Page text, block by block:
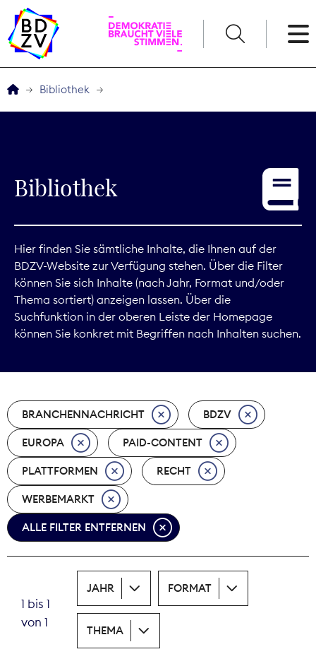
Service
Digitales
Kommunikation
Marktdaten
Nachhaltigkeit
Nachwuchs
Nova Award
Pressefreiheit
Print
Recht
Tarifpolitik
Bibliothek
Bibliothek
Hier finden Sie sämtliche Inhalte, die Ihnen auf der
BDZV-Website zur Verfügung stehen. Über die Filter
können Sie sich Inhalte (nach Jahr, Format und/oder
Thema sortiert) anzeigen lassen. Über die
Suchfunktion in der oberen Leiste der Homepage
können Sie konkret mit Begriffen nach Inhalten suchen.
BRANCHENNACHRICHT BDZV
EUROPA PAID-CONTENT
PLATTFORMEN RECHT
WERBEMARKT
ALLE FILTER ENTFERNEN
1 bis 1
von 1
JAHR FORMAT
THEMA